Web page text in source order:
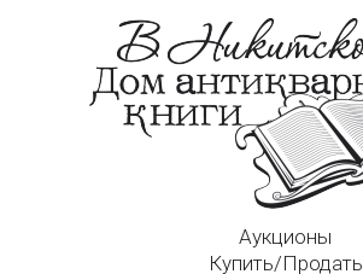
Аукционы
Купить/Продать